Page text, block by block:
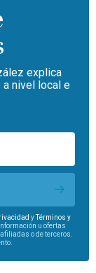
explica
nivel local e
yTérminos y
u ofertas
o de terceros.